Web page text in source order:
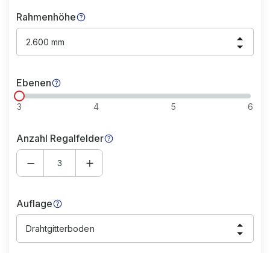
Rahmenhöhe
2.600 mm
Ebenen
3 4 5 6
Anzahl Regalfelder
Auflage
Drahtgitterboden